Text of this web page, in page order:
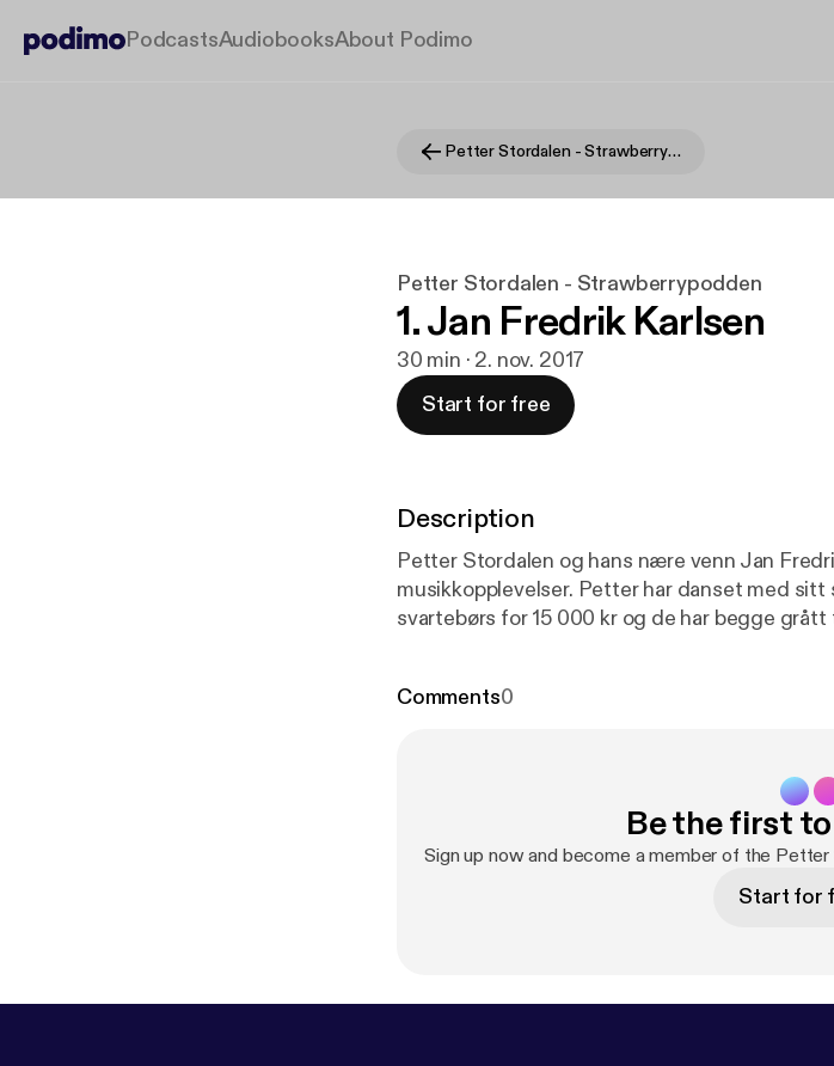
PodcastsAudiobooksAbout Podimo
Petter Stordalen - Strawberrypodden
Petter Stordalen - Strawberrypodden
1. Jan Fredrik Karlsen
30 min · 2. nov. 2017
Start for free
Description
Petter Stordalen og hans nære venn Jan
musikkopplevelser. Petter har danset med
svartebørs for 15 000 kr og de har begge
Comments0
Be the first
Sign up now and become a member of the
Start for